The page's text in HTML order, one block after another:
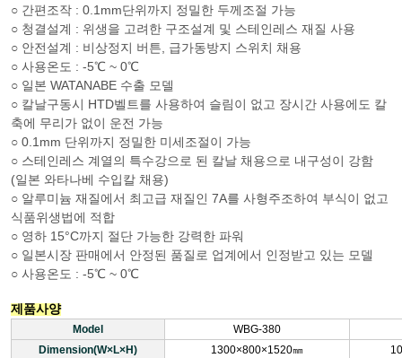
○ 간편조작 : 0.1mm단위까지 정밀한 두께조절 가능
○ 청결설계 : 위생을 고려한 구조설계 및 스테인레스 재질 사용
○ 안전설계 : 비상정지 버튼, 급가동방지 스위치 채용
○ 사용온도 : -5℃ ~ 0℃
○ 일본 WATANABE 수출 모델
○ 칼날구동시 HTD벨트를 사용하여 슬림이 없고 장시간 사용에도 칼
축에 무리가 없이 운전 가능
○ 0.1mm 단위까지 정밀한 미세조절이 가능
○ 스테인레스 계열의 특수강으로 된 칼날 채용으로 내구성이 강함
(일본 와타나베 수입칼 채용)
○ 알루미늄 재질에서 최고급 재질인 7A를 사형주조하여 부식이 없고
식품위생법에 적합
○ 영하 15°C까지 절단 가능한 강력한 파워
○ 일본시장 판매에서 안정된 품질로 업계에서 인정받고 있는 모델
○ 사용온도 : -5℃ ~ 0℃
제품사양
Model
WBG-380
Dimension(W×L×H)
1300×800×1520㎜